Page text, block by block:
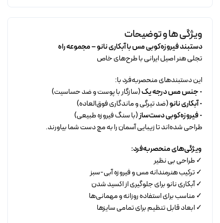
ویژگی ها و توضیحات
دستبند فیروزه‌کوبی مس با آبکاری نانو – مجموعه راه
تجلی هنر اصیل ایرانی با طرح‌های خاص
این دستبندهای منحصربه‌فرد با:
•جنس مس درجه یک(سازگار با پوست و ضد حساسیت)
•آبکاری نانو(ضد تیرگی و ماندگاری فوق‌العاده)
•فیروزه‌کوبی دست‌ساز(با سنگ فیروزه طبیعی)
طراحی شده‌اند تا زیبایی آسمان را به مچ دست شما بیاورند.
ویژگی‌های منحصربه‌فرد:
✓ طراحی بی نظیر
✓ ترکیب هنرمندانه مس و فیروزه آبی-سبز
✓ آبکاری نانو برای جلوگیری از اکسید شدن
✓ مناسب برای استفاده روزانه و مهمانی‌ها
✓ ابعاد قابل تنظیم برای تمامی سایزها